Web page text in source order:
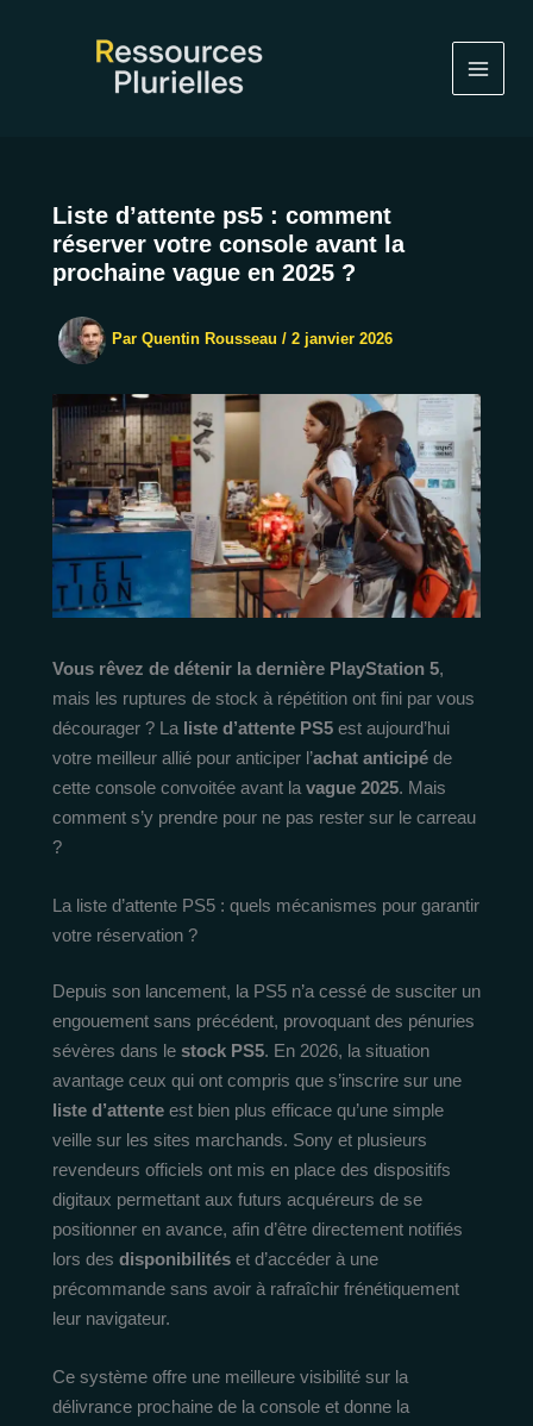
Liste d’attente ps5 : comment
réserver votre console avant la
prochaine vague en 2025 ?
Par Quentin Rousseau / 2 janvier 2026
Vous rêvez de détenir la dernière PlayStation 5,
mais les ruptures de stock à répétition ont fini par vous
décourager ? La liste d’attente PS5 est aujourd’hui
votre meilleur allié pour anticiper l’achat anticipé de
cette console convoitée avant la vague 2025. Mais
comment s’y prendre pour ne pas rester sur le carreau
?
La liste d’attente PS5 : quels mécanismes pour garantir
votre réservation ?
Depuis son lancement, la PS5 n’a cessé de susciter un
engouement sans précédent, provoquant des pénuries
sévères dans le stock PS5. En 2026, la situation
avantage ceux qui ont compris que s’inscrire sur une
liste d’attente est bien plus efficace qu’une simple
veille sur les sites marchands. Sony et plusieurs
revendeurs officiels ont mis en place des dispositifs
digitaux permettant aux futurs acquéreurs de se
positionner en avance, afin d’être directement notifiés
lors des disponibilités et d’accéder à une
précommande sans avoir à rafraîchir frénétiquement
leur navigateur.
Ce système offre une meilleure visibilité sur la
délivrance prochaine de la console et donne la